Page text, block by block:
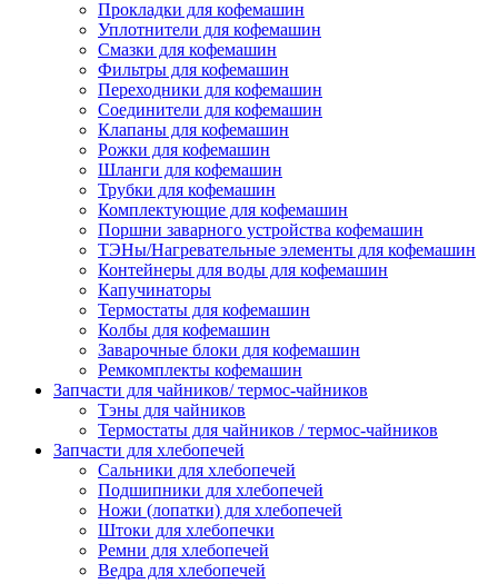
Прокладки для кофемашин
Уплотнители для кофемашин
Смазки для кофемашин
Фильтры для кофемашин
Переходники для кофемашин
Соединители для кофемашин
Клапаны для кофемашин
Рожки для кофемашин
Шланги для кофемашин
Трубки для кофемашин
Комплектующие для кофемашин
Поршни заварного устройства кофемашин
ТЭНы/Нагревательные элементы для кофемашин
Контейнеры для воды для кофемашин
Капучинаторы
Термостаты для кофемашин
Колбы для кофемашин
Заварочные блоки для кофемашин
Ремкомплекты кофемашин
Запчасти для чайников/ термос-чайников
Тэны для чайников
Термостаты для чайников / термос-чайников
Запчасти для хлебопечей
Сальники для хлебопечей
Подшипники для хлебопечей
Ножи (лопатки) для хлебопечей
Штоки для хлебопечки
Ремни для хлебопечей
Ведра для хлебопечей